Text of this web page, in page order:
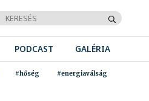
PODCAST GALÉRIA
#hőség #energiaválság